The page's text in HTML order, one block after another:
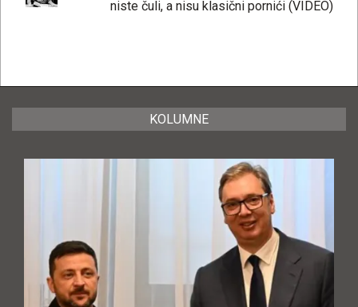
niste čuli, a nisu klasični pornići (VIDEO)
KOLUMNE